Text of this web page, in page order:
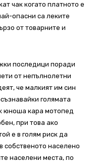
чак когато платното е
опасни са леките
от товарните и
последици поради
от непълнолетни
че малкият им син
голямата
юноша кара мотопед
при това ако
е в голям риск да
собственото населено
населени места, по